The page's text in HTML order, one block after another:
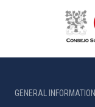
GENERAL INFORMATION